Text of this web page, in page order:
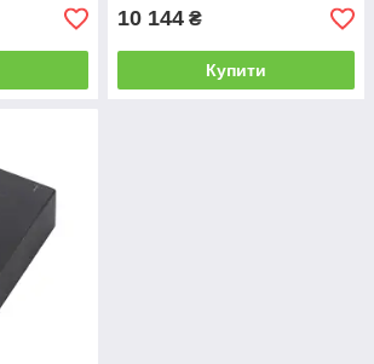
10 144 ₴
Купити